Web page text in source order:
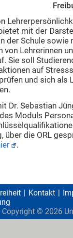
mit der
der Schule sowie
Lehrerinnen
Sie soll
auf
und sich als
Dr. Sebastian
Moduls
über die ORL
.
Kontakt
Copyright © 2026